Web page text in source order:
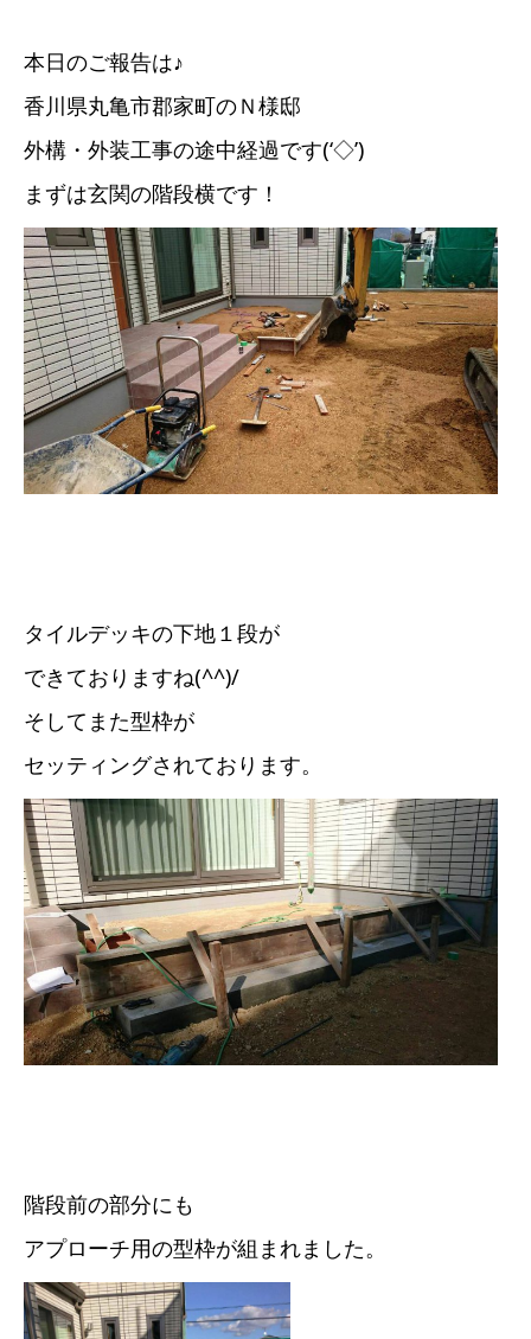
本日のご報告は♪
香川県丸亀市郡家町のＮ様邸
外構・外装工事の途中経過です(‘◇’)ゞ
まずは玄関の階段横です！
タイルデッキの下地１段が
できておりますね(^^)/
そしてまた型枠が
セッティングされております。
階段前の部分にも
アプローチ用の型枠が組まれました。